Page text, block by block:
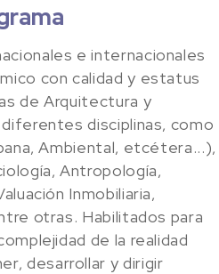
e internacionales
con calidad y estatus
de Arquitectura y
disciplinas, como
Ambiental, etcétera...),
Antropología,
Inmobiliaria,
otras. Habilitados para
de la realidad
desarrollar y dirigir